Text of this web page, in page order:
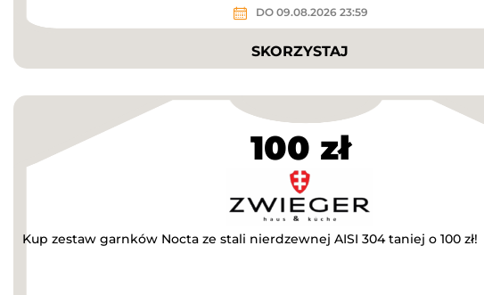
DO 09.08.2026 23:59
SKORZYSTAJ
100 zł
Kup zestaw garnków Nocta ze stali nierdzewnej AISI 304 taniej o 100 zł!